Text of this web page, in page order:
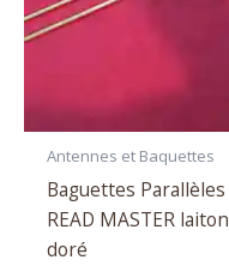
Antennes et Baquettes
Baguettes Parallèles
READ MASTER laiton
doré